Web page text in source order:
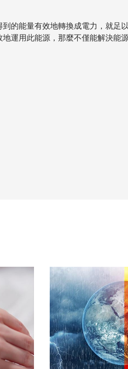
的能量有效地轉換成電力，就足
運用此能源，那麼不僅能解決能